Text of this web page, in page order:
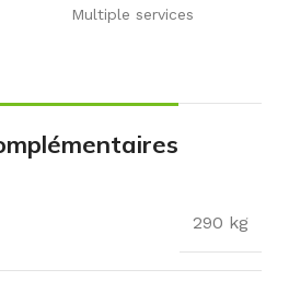
Multiple services
290 kg